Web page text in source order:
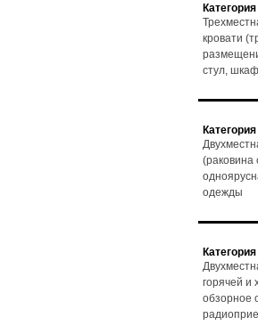
кровати
стул,
(раковина
одежды
горячей и
обзорное